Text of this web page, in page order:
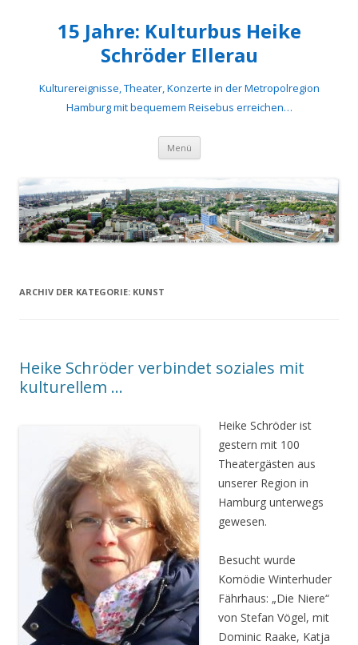
15 Jahre: Kulturbus Heike
Schröder Ellerau
Kulturereignisse, Theater, Konzerte in der Metropolregion
Hamburg mit bequemem Reisebus erreichen…
Menü Springe
Inhalt
ARCHIV DER KATEGORIE: KUNST
Heike Schröder verbindet soziales mit
kulturellem …
Heike Schröder ist
gestern mit 100
Theatergästen aus
unserer Region in
Hamburg unterwegs
gewesen.
Besucht wurde
Komödie Winterhuder
Fährhaus: „Die Niere“
von Stefan Vögel, mit
Dominic Raake, Katja